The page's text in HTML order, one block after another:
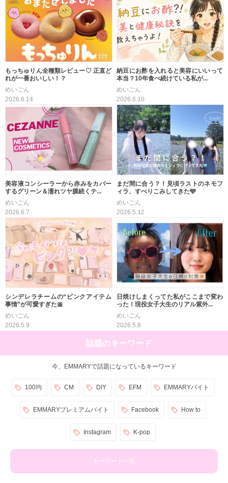
もっちゅりん全種類レビュー♡ 正直ど
れが一番おいしい！？
めいごん
2026.6.14
納豆にお酢を入れると美容にいいって
本当？10年食べ続けている私が...
めいごん
2026.6.10
美容液コンシーラーから赤みをカバー
するグリーン＆濡れツヤ膜続くテ...
めいごん
2026.6.7
まだ間に合う？！見頃ラストのネモフ
ィラ、すべりこみしてきた🩵
めいごん
2026.5.12
シンデレラチームの“ピンクアイテム
事情”が可愛すぎた🎀
めいごん
2026.5.9
日焼けしまくってた私がここまで変わ
った！現役女子大生のリアル紫外...
めいごん
2026.5.8
話題のキーワード
今、EMMARYで話題になっているキーワード
100均 CM DIY EFM EMMARYバイト
EMMARYプレミアムバイト Facebook How to
Instagram K-pop
キーワード一覧